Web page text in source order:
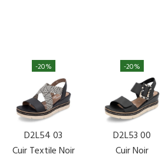
D2L54 03
Cuir Textile Noir
-20%
D2L53 00
Cuir Noir
-20%